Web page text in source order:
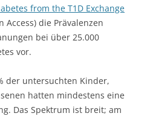
from the T1D Exchange
Access) die Prävalenzen
bei über 25.000
vor.
der untersuchten Kinder,
hatten mindestens eine
Das Spektrum ist breit; am